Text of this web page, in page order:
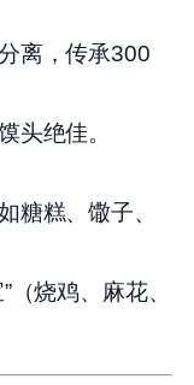
离，传承300
头绝佳。
糖糕、馓子、
（烧鸡、麻花、